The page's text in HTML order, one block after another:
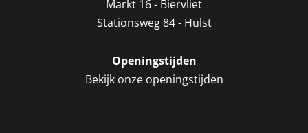
Markt 16 - Biervliet
Stationsweg 84 - Hulst
Openingstijden
Bekijk onze openingstijden